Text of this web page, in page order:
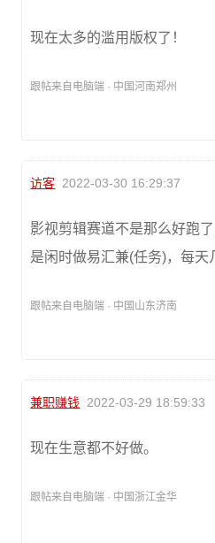
现在太多的滥用版权了！
跟帖来自电脑端 · 中国河南郑州
访客 2022-03-30 16:29:37
影视剪辑赛道不是那么好跑
是闲时做易汇兼(任务)，每天
跟帖来自电脑端 · 中国山东济南
兼职赚钱 2022-03-29 18:59:33
现在生意都不好做。
跟帖来自电脑端 · 中国浙江金华